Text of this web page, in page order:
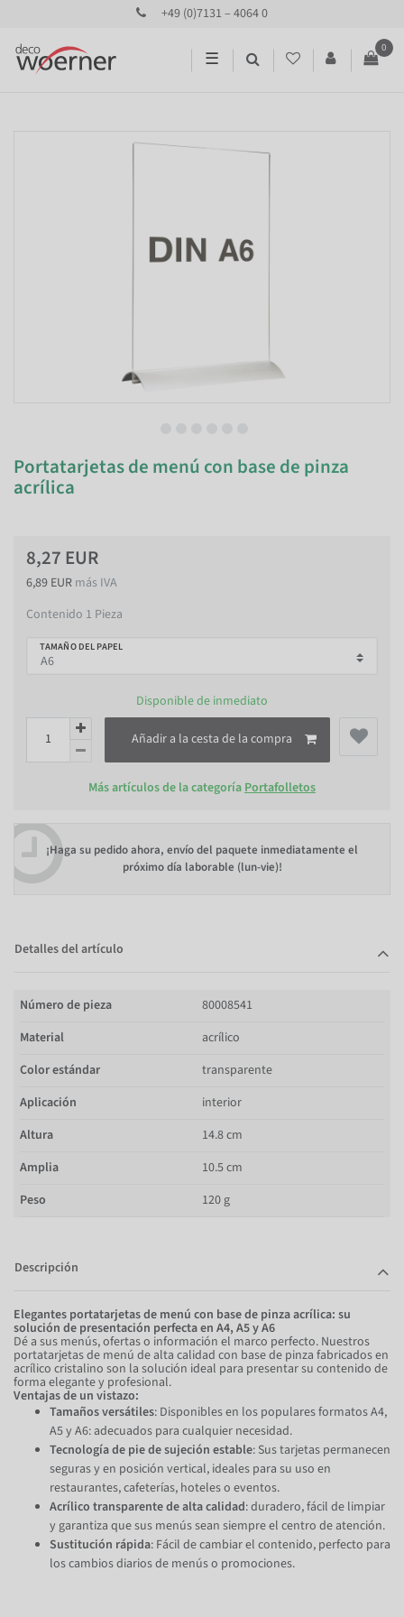
+49 (0)7131 – 4064 0
☰
0
Portatarjetas de menú con base de pinza
acrílica
8,27 EUR
6,89 EUR más IVA
Contenido 1 Pieza
TAMAÑO DEL PAPEL
Disponible de inmediato
Añadir a la cesta de la compra
Más artículos de la categoría Portafolletos
¡Haga su pedido ahora, envío del paquete inmediatamente el
próximo día laborable (lun-vie)!
Detalles del artículo
Número de pieza
80008541
Material
acrílico
Color estándar
transparente
Aplicación
interior
Altura
14.8 cm
Amplia
10.5 cm
Peso
120 g
Descripción
Elegantes portatarjetas de menú con base de pinza acrílica: su
solución de presentación perfecta en A4, A5 y A6
Dé a sus menús, ofertas o información el marco perfecto. Nuestros
portatarjetas de menú de alta calidad con base de pinza fabricados en
acrílico cristalino son la solución ideal para presentar su contenido de
forma elegante y profesional.
Ventajas de un vistazo:
Tamaños versátiles: Disponibles en los populares formatos A4,
A5 y A6: adecuados para cualquier necesidad.
Tecnología de pie de sujeción estable: Sus tarjetas permanecen
seguras y en posición vertical, ideales para su uso en
restaurantes, cafeterías, hoteles o eventos.
Acrílico transparente de alta calidad: duradero, fácil de limpiar
y garantiza que sus menús sean siempre el centro de atención.
Sustitución rápida: Fácil de cambiar el contenido, perfecto para
los cambios diarios de menús o promociones.